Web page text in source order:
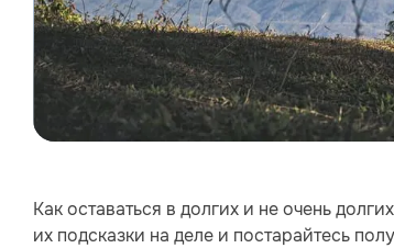
Как оставаться в долгих и не очень
их подсказки на деле и постарайтесь